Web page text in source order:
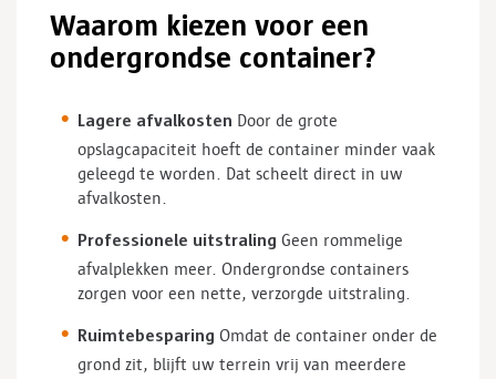
Waarom kiezen voor een
ondergrondse container?
Lagere afvalkosten Door de grote
opslagcapaciteit hoeft de container minder vaak
geleegd te worden. Dat scheelt direct in uw
afvalkosten.
Professionele uitstraling Geen rommelige
afvalplekken meer. Ondergrondse containers
zorgen voor een nette, verzorgde uitstraling.
Ruimtebesparing Omdat de container onder de
grond zit, blijft uw terrein vrij van meerdere